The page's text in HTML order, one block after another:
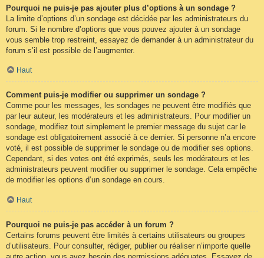
Pourquoi ne puis-je pas ajouter plus d’options à un sondage ?
La limite d’options d’un sondage est décidée par les administrateurs du
forum. Si le nombre d’options que vous pouvez ajouter à un sondage
vous semble trop restreint, essayez de demander à un administrateur du
forum s’il est possible de l’augmenter.
Haut
Comment puis-je modifier ou supprimer un sondage ?
Comme pour les messages, les sondages ne peuvent être modifiés que
par leur auteur, les modérateurs et les administrateurs. Pour modifier un
sondage, modifiez tout simplement le premier message du sujet car le
sondage est obligatoirement associé à ce dernier. Si personne n’a encore
voté, il est possible de supprimer le sondage ou de modifier ses options.
Cependant, si des votes ont été exprimés, seuls les modérateurs et les
administrateurs peuvent modifier ou supprimer le sondage. Cela empêche
de modifier les options d’un sondage en cours.
Haut
Pourquoi ne puis-je pas accéder à un forum ?
Certains forums peuvent être limités à certains utilisateurs ou groupes
d’utilisateurs. Pour consulter, rédiger, publier ou réaliser n’importe quelle